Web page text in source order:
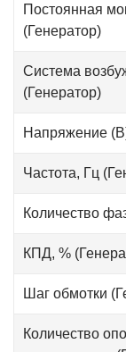
Постоянная
(Генератор)
Система
(Генератор)
Напряжение
Частота, Гц
Количество
КПД, %
Шаг обмотки
Количество